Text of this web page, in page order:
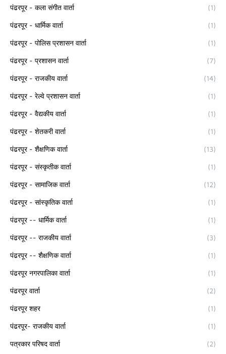
पंढरपूर - कला संगीत वार्ता (1)
पंढरपूर - धार्मिक वार्ता (1)
पंढरपूर - पोलिस प्रशासन वार्ता (1)
पंढरपूर - प्रशासन वार्ता (7)
पंढरपूर - राजकीय वार्ता (14)
पंढरपूर - रेल्वे प्रशासन वार्ता (1)
पंढरपूर - वैद्यकीय वार्ता (1)
पंढरपूर - शेतकरी वार्ता (1)
पंढरपूर - शैक्षणिक वार्ता (13)
पंढरपूर - संस्कृतीक वार्ता (1)
पंढरपूर - सामाजिक वार्ता (12)
पंढरपूर - सांस्कृतिक वार्ता (1)
पंढरपूर -- धार्मिक वार्ता (1)
पंढरपूर -- राजकीय वार्ता (3)
पंढरपूर -- शैक्षणिक वार्ता (1)
पंढरपूर नगरपालिका वार्ता (1)
पंढरपूर वार्ता (2)
पंढरपूर शहर (1)
पंढरपूर- राजकीय वार्ता (1)
पत्रकार परिषद वार्ता (2)